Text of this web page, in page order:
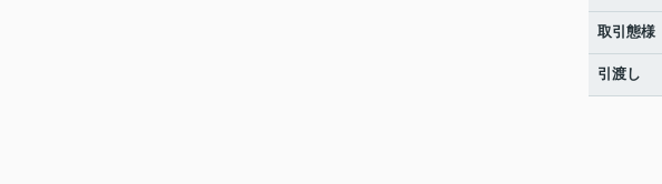
取引態様
引渡し